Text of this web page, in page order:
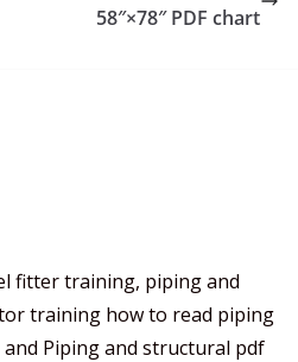
58″×78″ PDF chart
fitter training, piping and
training how to read piping
Piping and structural pdf